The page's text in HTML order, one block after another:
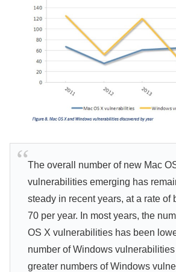
The overall number of new Mac
vulnerabilities emerging has
steady in recent years, at a rate of
70 per year. In most years, the
OS X vulnerabilities has been
number of Windows
greater numbers of Windows